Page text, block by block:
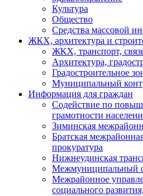
Культура
Общество
Средства массовой
ЖКХ, архитектура и
ЖКХ, транспорт,
Архитектура,
Градостроительное
Муниципальный
Информация для граждан
Содействие по
грамотности
Зиминская
Братская
прокуратура
Нижнеудинская
Межмуниципальный
Межрайонное
социального